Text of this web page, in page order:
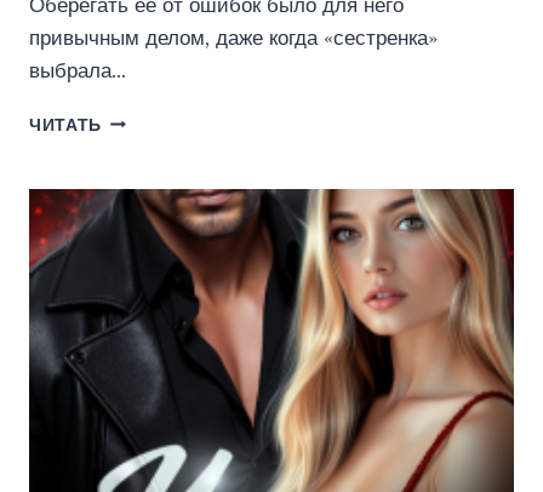
привычным делом, даже когда «сестренка»
выбрала…
ЧИТАТЬ ГОРЬКИЙ
РИНКА)